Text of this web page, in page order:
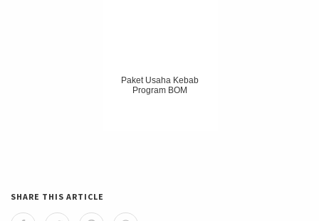
Paket Usaha Kebab
Program BOM
SHARE THIS ARTICLE